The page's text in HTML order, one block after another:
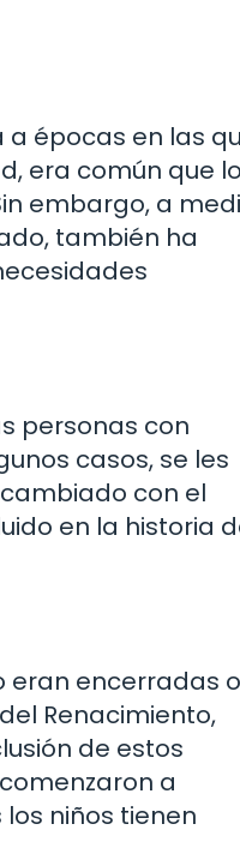
a épocas en las
era común que
embargo, a
también ha
personas con
casos, se les
con el
en la historia
eran encerradas o
Renacimiento,
de estos
a
niños tienen